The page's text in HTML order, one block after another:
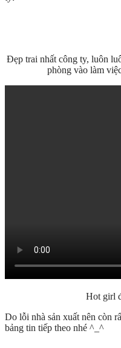
Đẹp trai nhất công ty, luôn
phòng vào làm
Hot girl
Do lỗi nhà sản xuất nên còn
bảng tin tiếp theo nhé ^_^